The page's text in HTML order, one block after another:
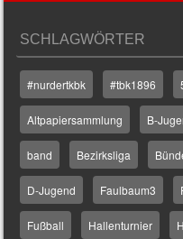
SCHLAGWÖRTER
#nurdertkbk #tbk1896
Altpapiersammlung B-
band Bezirksliga
D-Jugend Faulbaum3
Fußball Hallenturnier